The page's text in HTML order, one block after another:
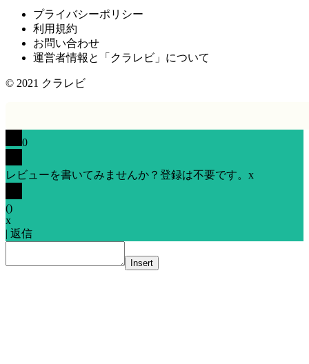
プライバシーポリシー
利用規約
お問い合わせ
運営者情報と「クラレビ」について
© 2021 クラレビ
0
レビューを書いてみませんか？登録は不要です。 x
()
x
| 返信
Insert